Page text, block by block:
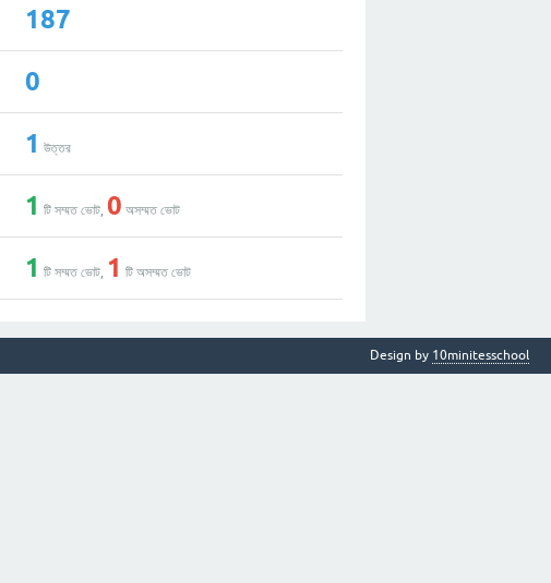
187
0
1 উত্তর
1 টি সম্মত ভোট,0 অসম্মত ভোট
1 টি সম্মত ভোট, 1 টি অসম্মত ভোট
Design by 10minitesschool